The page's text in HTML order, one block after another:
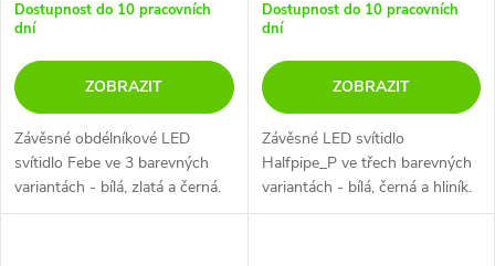
Dostupnost do 10 pracovních
dní
ZOBRAZIT
Závěsné obdélníkové LED
svítidlo Febe ve 3 barevných
variantách - bílá, zlatá a černá.
Na výběr ze dvou možností
Dostupnost do 10 pracovních
dní
ZOBRAZIT
Závěsné LED svítidlo
Halfpipe_P ve třech barevných
variantách - bílá, černá a hliník.